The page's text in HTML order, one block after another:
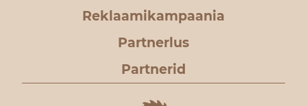
Reklaamikampaania
Partnerlus
Partnerid